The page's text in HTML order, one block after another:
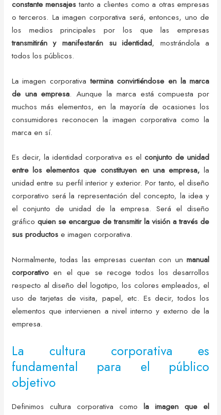
constante mensajes tanto a clientes como a otras empresas
o terceros. La imagen corporativa será, entonces, uno de
los medios principales por los que las empresas
transmitirán y manifestarán su identidad, mostrándola a
todos los públicos.
La imagen corporativatermina convirtiéndose en la marca
de una empresa. Aunque la marca está compuesta por
muchos más elementos, en la mayoría de ocasiones los
consumidores reconocen la imagen corporativa como la
marca en sí.
Es decir, la identidad corporativa es elconjunto de unidad
entre los elementos que constituyen en una empresa, la
unidad entre su perfil interior y exterior. Por tanto, el diseño
corporativo será la representación del concepto, la idea y
el conjunto de unidad de la empresa. Será el diseño
gráfico quien se encargue de transmitir la visión a través de
sus productose imagen corporativa.
Normalmente, todas las empresas cuentan con unmanual
corporativoen el que se recoge todos los desarrollos
respecto al diseño del logotipo, los colores empleados, el
uso de tarjetas de visita, papel, etc. Es decir, todos los
elementos que intervienen a nivel interno y externo de la
empresa.
La cultura corporativa es
fundamental para el público
objetivo
Definimos cultura corporativa comola imagen que el